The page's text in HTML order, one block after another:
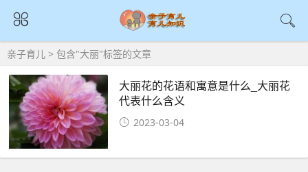
亲子育儿 > 包含"大丽"标签的文章
大丽花的花语和寓意是什么_大丽花
代表什么含义
2023-03-04